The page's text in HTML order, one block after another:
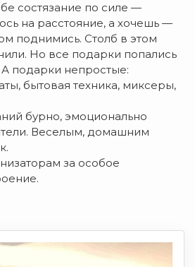
состязание по силе —
на расстояние, а хочешь —
поднимись. Столб в этом
Но все подарки попались
подарки непростые:
бытовая техника, миксеры,
бурно, эмоционально
Веселым, домашним
за особое